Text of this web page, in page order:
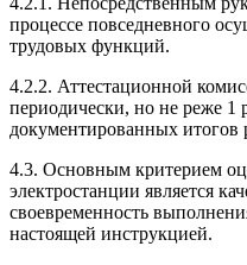
процессе повседневного
трудовых функций.
4.2.2. Аттестационной
периодически, но не реже 1
документированных
4.3. Основным критерием
электростанции является
своевременность
настоящей инструкцией.